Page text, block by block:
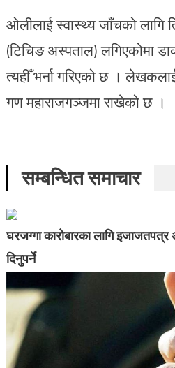
ओलीलाई स्वास्थ्य जाँचको लागि
(टिचिङ अस्पताल) लगिएकोमा
त्यहीँ भर्ना गरिएको छ ।
गण महाराजगञ्जमा राखेको छ ।
सम्बन्धित समाचार
घरजग्गा कारोबारका लागि
दिनुपर्ने